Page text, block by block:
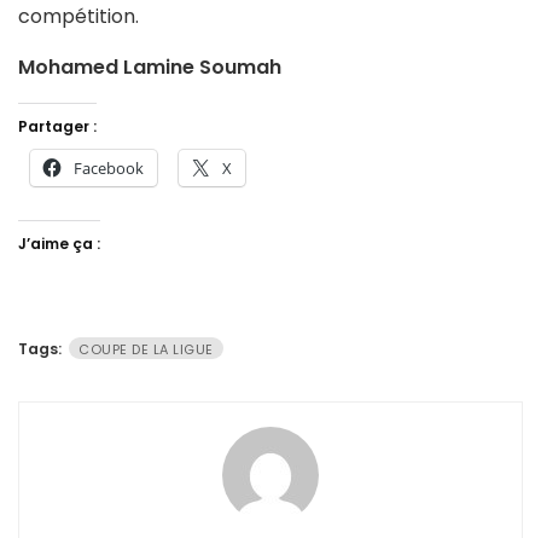
compétition.
Mohamed Lamine Soumah
Partager :
Facebook X
J’aime ça :
Tags: COUPE DE LA LIGUE